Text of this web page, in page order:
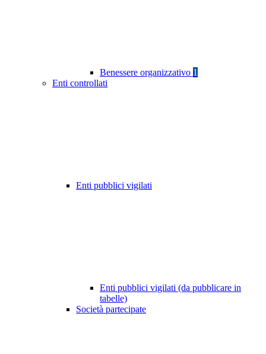
Benessere organizzativo 1
Enti controllati
Enti pubblici vigilati
Enti pubblici vigilati (da pubblicare in
tabelle)
Società partecipate